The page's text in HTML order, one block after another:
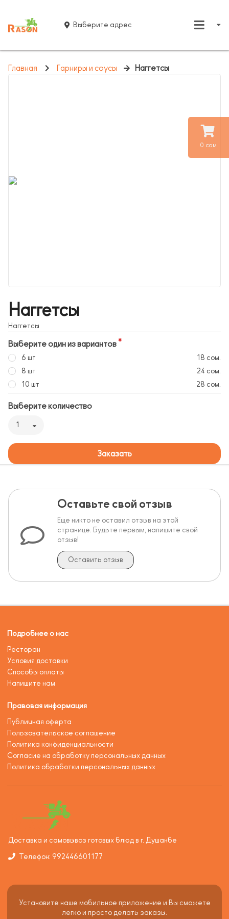
0 сом.
Выберите адрес
Главная Гарниры и соусы Наггетсы
Наггетсы
Наггетсы
Выберите один из вариантов
6 шт
18 сом.
8 шт
24 сом.
10 шт
28 сом.
Выберите количество
1
Заказать
Оставьте свой отзыв
Еще никто не оставил отзыв на этой
странице. Будьте первым, напишите свой
отзыв!
Оставить отзыв
Подробнее о нас
Ресторан
Условия доставки
Способы оплаты
Напишите нам
Правовая информация
Публичная оферта
Пользовательское соглашение
Политика конфиденциальности
Согласие на обработку персональных данных
Политика обработки персональных данных
Доставка и самовывоз готовых блюд в г. Душанбе
Телефон: 992446601177
Установите наше мобильное приложение и Вы сможете
легко и просто делать заказы.